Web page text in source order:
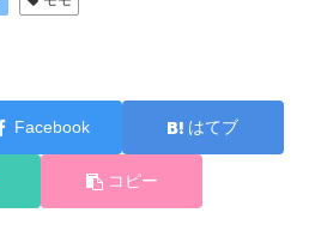
Facebook はてブ
コピー